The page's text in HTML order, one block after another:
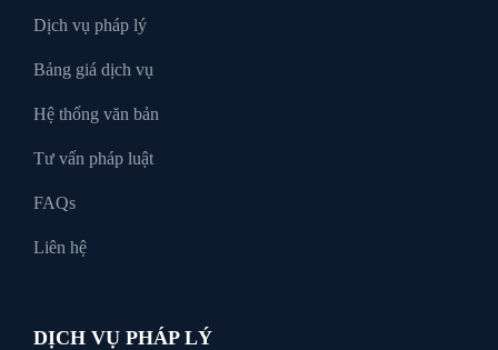
Xin tại ngoại
Dịch vụ pháp lý
Bảng giá dịch vụ
Hệ thống văn bản
Tư vấn pháp luật
FAQs
Liên hệ
DỊCH VỤ PHÁP LÝ